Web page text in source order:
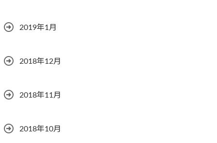
2019年1月
2018年12月
2018年11月
2018年10月